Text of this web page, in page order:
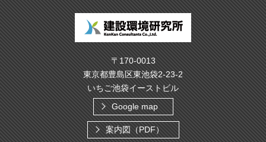
〒170-0013
東京都豊島区東池袋2-23-2
いちご池袋イーストビル
Google map
案内図（PDF）